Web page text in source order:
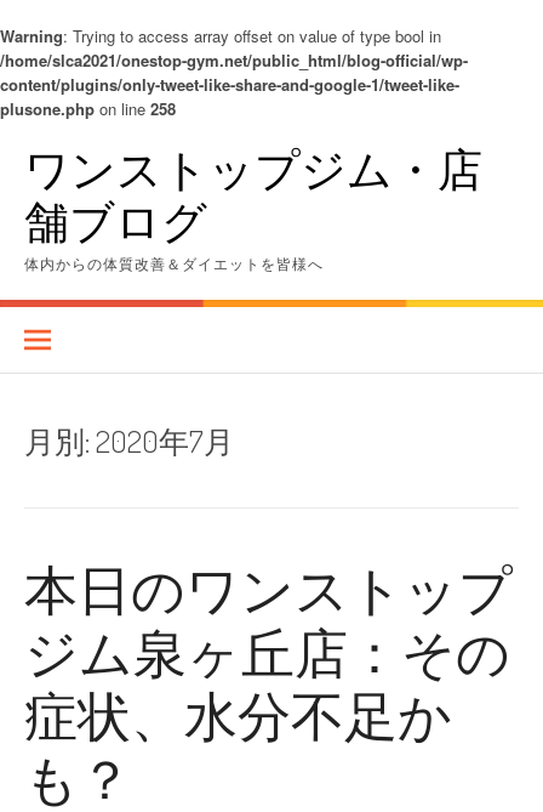
Warning: Trying to access array offset on value of type bool in
/home/slca2021/onestop-gym.net/public_html/blog-official/wp-
content/plugins/only-tweet-like-share-and-google-1/tweet-like-
plusone.php on line 258
キ
ワンストップジム・店
舗ブログ
体内からの体質改善＆ダイエットを皆様へ
月別:2020年7月
本日のワンストップ
ジム泉ヶ丘店：その
症状、水分不足か
も？